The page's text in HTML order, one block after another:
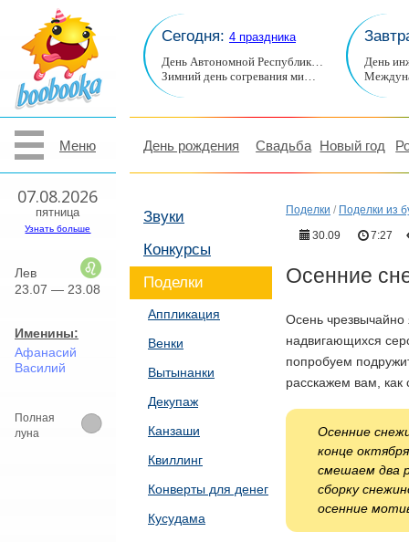
Меню
07.08.2026
пятница
Узнать больше
Лев
23.07 — 23.08
Именины:
Афанасий
Василий
Полная
луна
Сегодня: 4 праздника
День Автономной Республик…
Зимний день согревания ми…
День
День рождения Свадьба Новый год
Звуки
Конкурсы
Поделки
Аппликация
Венки
Вытынанки
Декупаж
Канзаши
Квиллинг
Конверты для денег
Кусудама
Поделки / Поделки из
30.09
7:27
Осенние
Осень
надвигающихся
попробуем
расскажем вам, как
Осенние
конце
смешаем два
сборку
осенние